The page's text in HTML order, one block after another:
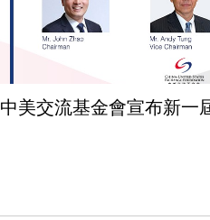
中美交流基金會宣布新一